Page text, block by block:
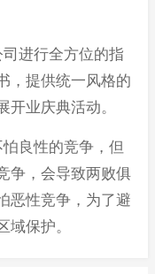
进行全方位的指
，提供统一风格的
业庆典活动。
良性的竞争，但
争，会导致两败俱
恶性竞争，为了避
域保护。